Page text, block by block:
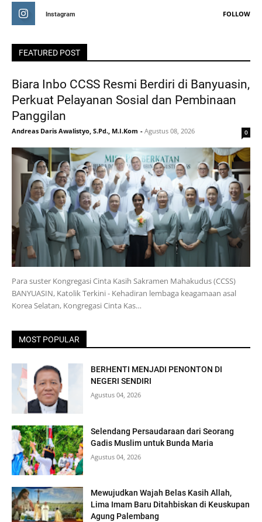
Instagram FOLLOW
FEATURED POST
Biara Inbo CCSS Resmi Berdiri di Banyuasin,
Perkuat Pelayanan Sosial dan Pembinaan
Panggilan
Andreas Daris Awalistyo, S.Pd., M.I.Kom - Agustus 08, 2026 0
Para suster Kongregasi Cinta Kasih Sakramen Mahakudus (CCSS)
BANYUASIN, Katolik Terkini - Kehadiran lembaga keagamaan asal
Korea Selatan, Kongregasi Cinta Kas…
MOST POPULAR
BERHENTI MENJADI PENONTON DI
NEGERI SENDIRI
Agustus 04, 2026
Selendang Persaudaraan dari Seorang
Gadis Muslim untuk Bunda Maria
Agustus 04, 2026
Mewujudkan Wajah Belas Kasih Allah,
Lima Imam Baru Ditahbiskan di Keuskupan
Agung Palembang